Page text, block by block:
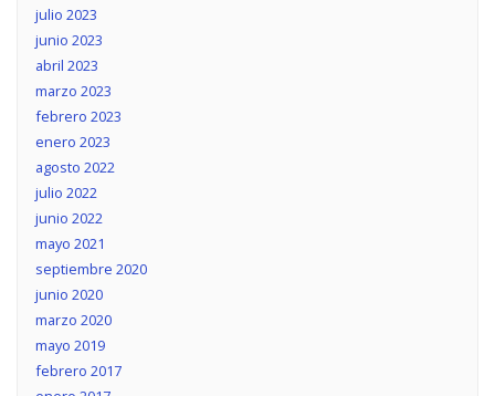
julio 2023
junio 2023
abril 2023
marzo 2023
febrero 2023
enero 2023
agosto 2022
julio 2022
junio 2022
mayo 2021
septiembre 2020
junio 2020
marzo 2020
mayo 2019
febrero 2017